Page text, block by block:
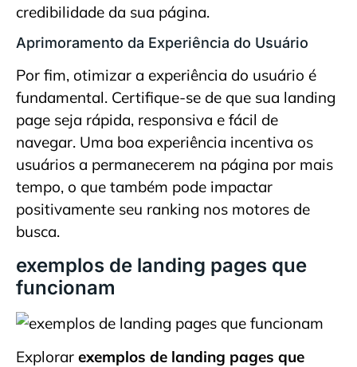
credibilidade da sua página.
Aprimoramento da Experiência do Usuário
Por fim, otimizar a experiência do usuário é
fundamental. Certifique-se de que sua landing
page seja rápida, responsiva e fácil de
navegar. Uma boa experiência incentiva os
usuários a permanecerem na página por mais
tempo, o que também pode impactar
positivamente seu ranking nos motores de
busca.
exemplos de landing pages que
funcionam
Explorar exemplos de landing pages que